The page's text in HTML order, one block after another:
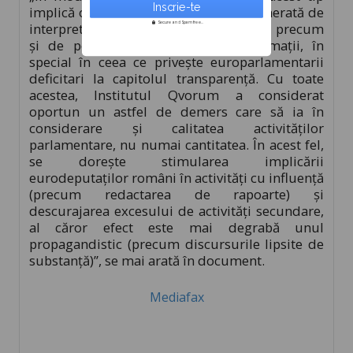
implică o anumită marjă de eroare generată de
interpretarea ponderii acestor criterii, precum
şi de potenţiala lipsă a unor informaţii, în
special în ceea ce priveşte europarlamentarii
deficitari la capitolul transparenţă. Cu toate
acestea, Institutul Qvorum a considerat
oportun un astfel de demers care să ia în
considerare şi calitatea activităţilor
parlamentare, nu numai cantitatea. În acest fel,
se doreşte stimularea implicării
eurodeputaţilor români în activităţi cu influenţă
(precum redactarea de rapoarte) şi
descurajarea excesului de activităţi secundare,
al căror efect este mai degrabă unul
propagandistic (precum discursurile lipsite de
substanţă)”, se mai arată în document.
Mediafax
Secure and Spam free...